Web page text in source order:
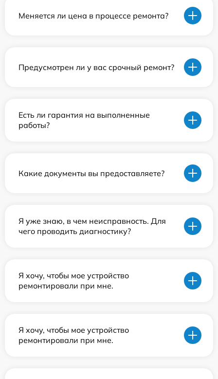
Меняется ли цена в процессе ремонта?
Предусмотрен ли у вас срочный ремонт?
Есть ли гарантия на выполненные
работы?
Какие документы вы предоставляете?
Я уже знаю, в чем неисправность. Для
чего проводить диагностику?
Я хочу, чтобы мое устройство
ремонтировали при мне.
Я хочу, чтобы мое устройство
ремонтировали при мне.